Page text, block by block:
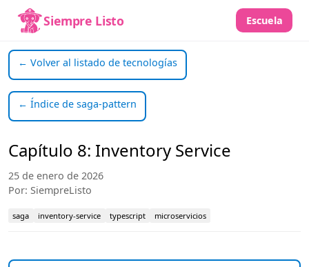
Siempre Listo Escuela
← Volver al listado de tecnologías
← Índice de saga-pattern
Capítulo 8: Inventory Service
25 de enero de 2026
Por: SiempreListo
saga inventory-service typescript microservicios